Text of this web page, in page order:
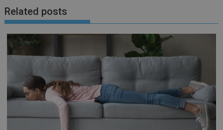
Related posts
_ga_3T7HJWX8D0 .preventiontask.it
1 anno 1
mese